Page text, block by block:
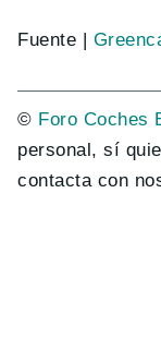
Fuente |
© Foro Coches
personal, sí
contacta con